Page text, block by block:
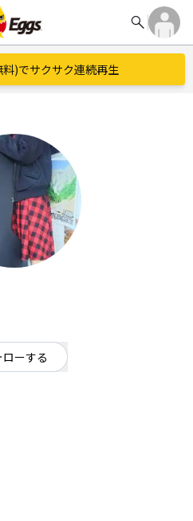
search
)でサクサク連続再生
ローする